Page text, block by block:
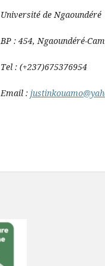
Université de Ngaoundéré
BP : 454, Ngaoundéré-
Tel : (+237)675376954
Email :